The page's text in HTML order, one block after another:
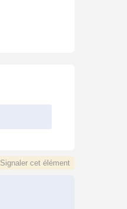
Signaler cet élément